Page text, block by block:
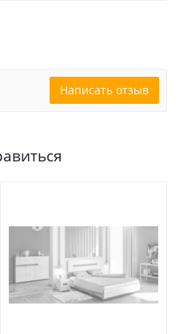
Написать отзыв